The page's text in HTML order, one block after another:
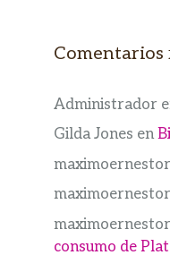
Comentarios
Administrador
Gilda Jones en
maximoernestor
maximoernestor
maximoernestor
consumo de